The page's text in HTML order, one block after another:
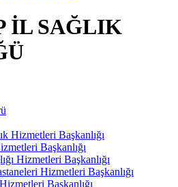
İL SAĞLIK
Hizmetleri Başkanlığı
Başkanlığı
Hizmetleri Başkanlığı
Hizmetleri Başkanlığı
Başkanlığı